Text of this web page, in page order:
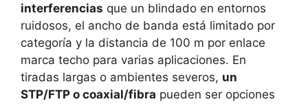
interferencias que un blindado en entornos
ruidosos, el ancho de banda está limitado por
categoría y la distancia de 100 m por enlace
marca techo para varias aplicaciones. En
tiradas largas o ambientes severos, un
STP/FTP o coaxial/fibra pueden ser opciones